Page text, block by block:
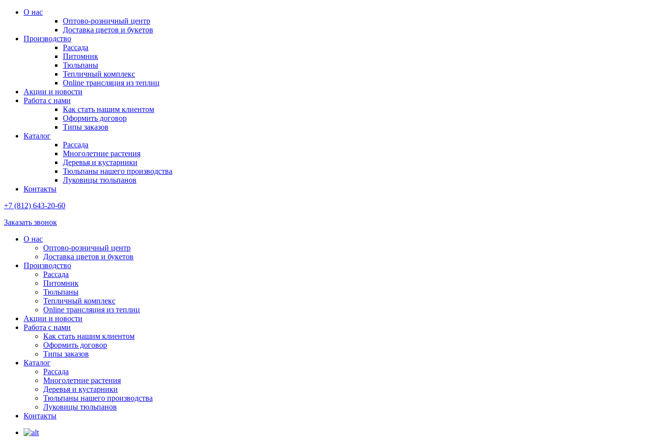
О нас
Оптово-розничный центр
Доставка цветов и букетов
Производство
Рассада
Питомник
Тюльпаны
Тепличный комплекс
Online трансляция из теплиц
Акции и новости
Работа с нами
Как стать нашим клиентом
Оформить договор
Типы заказов
Каталог
Рассада
Многолетние растения
Деревья и кустарники
Тюльпаны нашего производства
Луковицы тюльпанов
Контакты
+7 (812) 643-20-60
Заказать звонок
О нас
Оптово-розничный центр
Доставка цветов и букетов
Производство
Рассада
Питомник
Тюльпаны
Тепличный комплекс
Online трансляция из теплиц
Акции и новости
Работа с нами
Как стать нашим клиентом
Оформить договор
Типы заказов
Каталог
Рассада
Многолетние растения
Деревья и кустарники
Тюльпаны нашего производства
Луковицы тюльпанов
Контакты